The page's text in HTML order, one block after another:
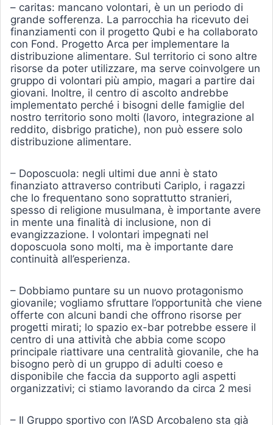
– caritas: mancano volontari, è un un periodo di
grande sofferenza. La parrocchia ha ricevuto dei
finanziamenti con il progetto Qubi e ha collaborato
con Fond. Progetto Arca per implementare la
distribuzione alimentare. Sul territorio ci sono altre
risorse da poter utilizzare, ma serve coinvolgere un
gruppo di volontari più ampio, magari a partire dai
giovani. Inoltre, il centro di ascolto andrebbe
implementato perché i bisogni delle famiglie del
nostro territorio sono molti (lavoro, integrazione al
reddito, disbrigo pratiche), non può essere solo
distribuzione alimentare.
– Doposcuola: negli ultimi due anni è stato
finanziato attraverso contributi Cariplo, i ragazzi
che lo frequentano sono soprattutto stranieri,
spesso di religione musulmana, è importante avere
in mente una finalità di inclusione, non di
evangizzazione. I volontari impegnati nel
doposcuola sono molti, ma è importante dare
continuità all’esperienza.
– Dobbiamo puntare su un nuovo protagonismo
giovanile; vogliamo sfruttare l’opportunità che viene
offerte con alcuni bandi che offrono risorse per
progetti mirati; lo spazio ex-bar potrebbe essere il
centro di una attività che abbia come scopo
principale riattivare una centralità giovanile, che ha
bisogno però di un gruppo di adulti coeso e
disponibile che faccia da supporto agli aspetti
organizzativi; ci stiamo lavorando da circa 2 mesi
– Il Gruppo sportivo con l’ASD Arcobaleno sta già